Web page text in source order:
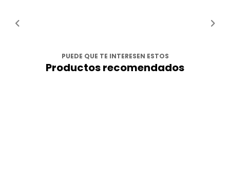
PUEDE QUE TE INTERESEN ESTOS
Productos recomendados